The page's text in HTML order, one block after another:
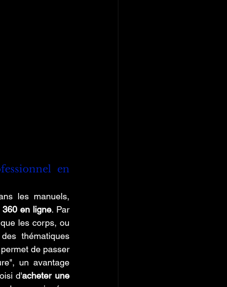
en
les manuels,
en ligne. Par
les corps, ou
thématiques
de passer
un avantage
d'acheter une